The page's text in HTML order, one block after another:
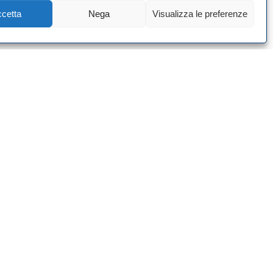
Nega Visualizza le preferenze